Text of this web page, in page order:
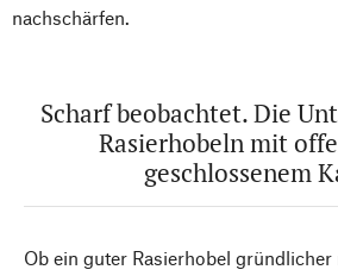
nachschärfen.
Scharf beobachtet. Die
Rasierhobeln mit
geschlossenem
Ob ein guter Rasierhobel